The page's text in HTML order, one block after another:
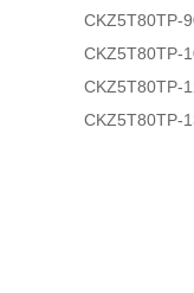
CKZ5T80TP-
CKZ5T80TP-
CKZ5T80TP-
CKZ5T80TP-